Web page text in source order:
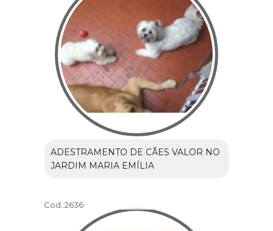
ADESTRAMENTO DE CÃES VALOR NO
JARDIM MARIA EMÍLIA
Cod.:2636